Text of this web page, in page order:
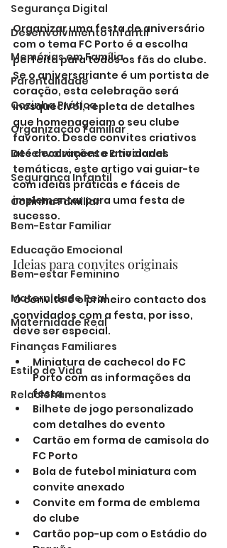
Segurança Digital
Desenvolvimento Infantil
Memórias em Família
Parentalidade
Cozinha Prática
Organização Familiar
Desenvolvimento Emocional
Segurança Infantil
Cozinha Familiar
Bem-Estar Familiar
Educação Emocional
Bem-estar Feminino
Maternidade Real
Maternidade Real
Finanças Familiares
Estilo de Vida
Relacionamentos
Organizar uma festa de aniversário
com o tema FC Porto é a escolha
perfeita para todos os fãs do clube.
Se o aniversariante é um portista de
coração, esta celebração será
inesquecível, repleta de detalhes
que homenageiam o seu clube
favorito. Desde convites criativos
até decorações e atividades
temáticas, este artigo vai guiar-te
com ideias práticas e fáceis de
implementar para uma festa de
sucesso.
Ideias para convites originais
O convite é o primeiro contacto dos
convidados com a festa, por isso,
deve ser especial.
Miniatura de cachecol do FC
Porto com as informações da
festa
Bilhete de jogo personalizado
com detalhes do evento
Cartão em forma de camisola do
FC Porto
Bola de futebol miniatura com
convite anexado
Convite em forma de emblema
do clube
Cartão pop-up com o Estádio do